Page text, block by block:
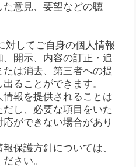
意見、要望などの聴
対してご自身の個人情報
開示、内容の訂正・追
は消去、第三者への提
ることができます。
情報を提供されることは
し、必要な項目をいた
ができない場合があり
保護方針については、
さい。